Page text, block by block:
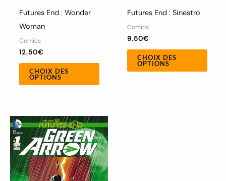
Futures End : Wonder
Woman
Comics
12.50€
CHOIX DES
OPTIONS
Futures End : Sinestro
Comics
9.50€
CHOIX DES
OPTIONS
Ce
produit
a
plusieurs
variations.